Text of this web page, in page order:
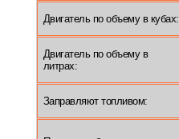
Двигатель по объему в кубах:
Двигатель по объему в
литрах:
Заправляют топливом: